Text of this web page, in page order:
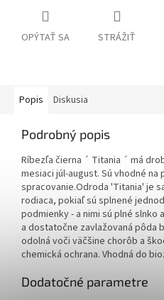
OPÝTAŤ SA STRÁŽIŤ
Popis Diskusia
Podrobný popis
Ríbezľa čierna ´ Titania ´ má
mesiaci júl-august. Sú vhodné
spracovanie.Odroda 'Titania' je
rodiaca, pokiaľ sú splnené
podmienky - a nimi sú plné
a dostatočne zavlažovaná pôda
odolná voči väčšine chorôb a
chemická ochrana. Vhodná do
Dodatočné parametre